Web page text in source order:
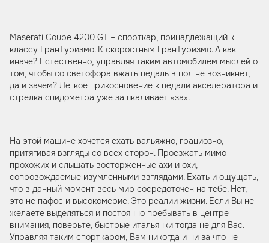
Maserati Coupe 4200 GT – спорткар, принадлежащий к
классу ГранТуризмо. К скоростным ГранТуризмо. А как
иначе? Естественно, управляя таким автомобилем мыслей о
том, чтобы со светофора вжать педаль в пол не возникнет,
да и зачем? Легкое прикосновение к педали акселератора и
стрелка спидометра уже зашкаливает «за».
На этой машине хочется ехать вальяжно, грациозно,
притягивая взгляды со всех сторон. Проезжать мимо
прохожих и слышать восторженные ахи и охи,
сопровождаемые изумленными взглядами. Ехать и ощущать,
что в данный момент весь мир сосредоточен на тебе. Нет,
это не пафос и высокомерие. Это реалии жизни. Если Вы не
желаете выделяться и постоянно пребывать в центре
внимания, поверьте, быстрые итальянки тогда не для Вас.
Управляя таким спорткаром, Вам никогда и ни за что не